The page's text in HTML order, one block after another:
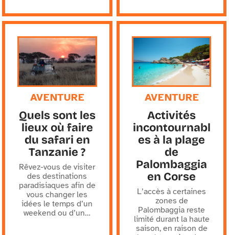
AVENTURE
Quels sont les
lieux où faire
du safari en
Tanzanie ?
Rêvez-vous de visiter
des destinations
paradisiaques afin de
vous changer les
idées le temps d’un
weekend ou d’un…
AVENTURE
Activités
incontournabl
es à la plage
de
Palombaggia
en Corse
L’accès à certaines
zones de
Palombaggia reste
limité durant la haute
saison, en raison de